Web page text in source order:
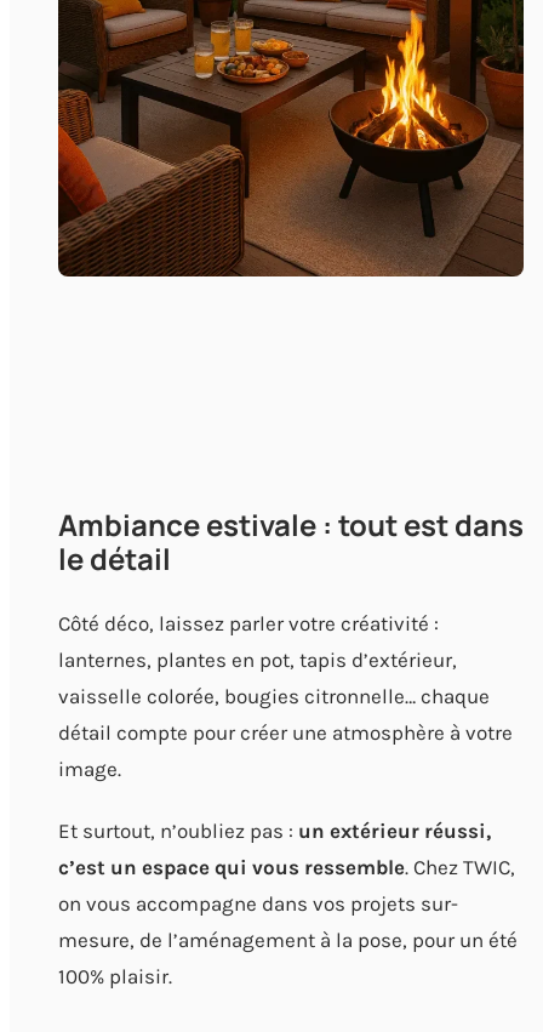
Ambiance estivale : tout est dans
le détail
Côté déco, laissez parler votre créativité :
lanternes, plantes en pot, tapis d’extérieur,
vaisselle colorée, bougies citronnelle… chaque
détail compte pour créer une atmosphère à votre
image.
Et surtout, n’oubliez pas : un extérieur réussi,
c’est un espace qui vous ressemble. Chez TWIC,
on vous accompagne dans vos projets sur-
mesure, de l’aménagement à la pose, pour un été
100% plaisir.